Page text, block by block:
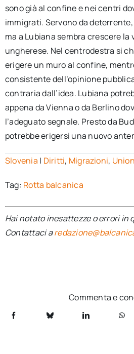
sono già al confine e nei centri
immigrati. Servono da
ma a Lubiana sembra crescere la
ungherese. Nel centrodestra si
erigere un muro al confine,
consistente dell’opinione
contraria dall’idea. Lubiana
appena da Vienna o da Berlino
l’adeguato segnale. Presto da
potrebbe erigersi una nuovo
Slovenia | Diritti, Migrazioni,
Tag: Rotta balcanica
Hai notato inesattezze o errori in
Contattaci a
Commenta e